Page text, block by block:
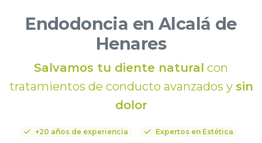
Endodoncia en Alcalá de
Henares
Salvamos tu diente natural con
tratamientos de conducto avanzados y sin
dolor
+20 años de experiencia
Expertos en Estética